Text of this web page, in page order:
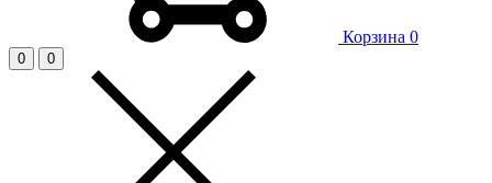
Корзина 0
0 0